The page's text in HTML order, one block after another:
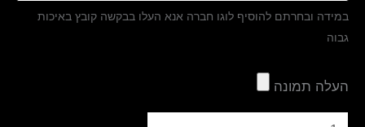
במידה ובחרתם להוסיף לוגו חברה אנא העלו בבקשה קובץ באיכות
גבוה
העלה תמונה